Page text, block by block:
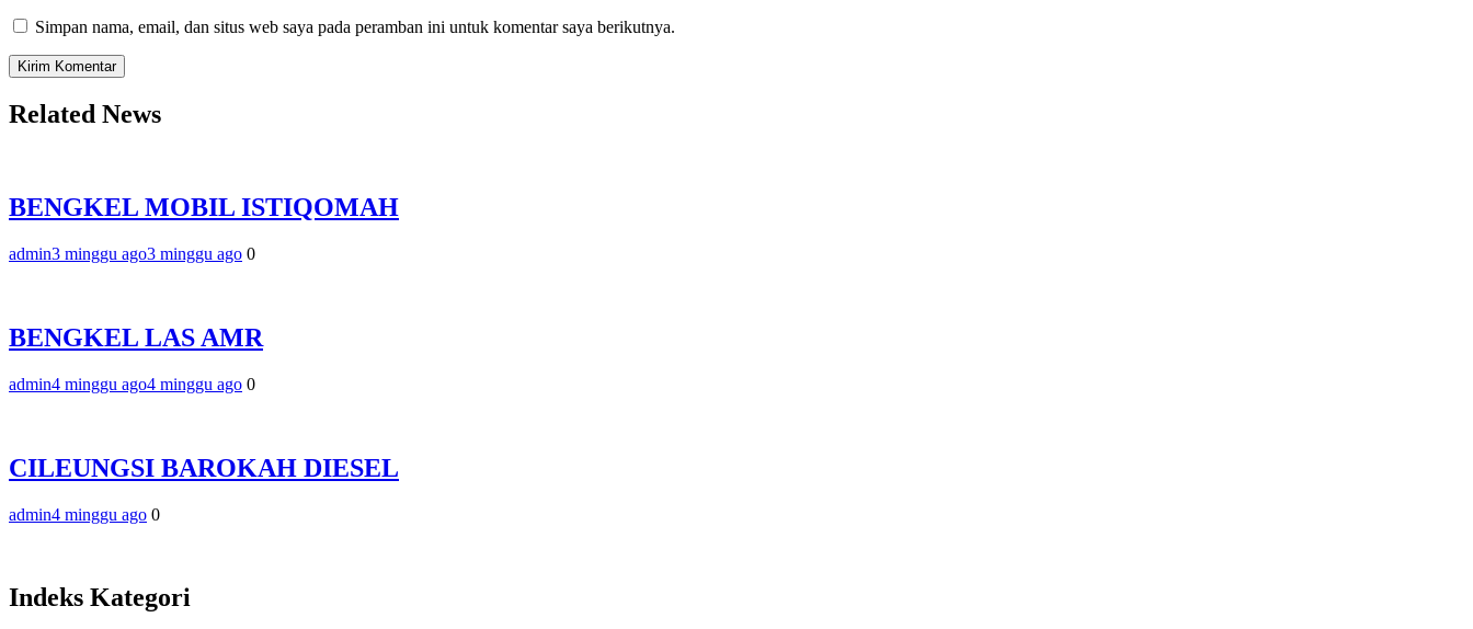
Simpan nama, email, dan situs web saya pada peramban ini untuk komentar saya berikutnya.
Related News
BENGKEL MOBIL ISTIQOMAH
admin3 minggu ago3 minggu ago 0
BENGKEL LAS AMR
admin4 minggu ago4 minggu ago 0
CILEUNGSI BAROKAH DIESEL
admin4 minggu ago 0
Indeks Kategori